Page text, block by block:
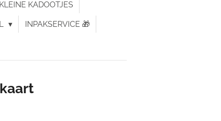
KLEINE KADOOTJES
INPAKSERVICE 🎁